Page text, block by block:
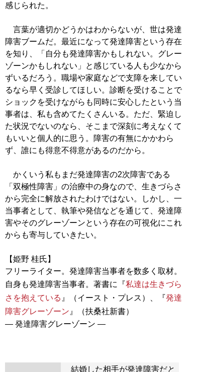
感じられた。
言葉が適切かどうかはわからないが、世は発達
障害ブームだ。最近になって発達障害という存在
を知り、「自分も発達障害かもしれない。グレー
ゾーンかもしれない」と感じている人も少なから
ずいるだろう。職場や家庭などで支障を来してい
るなら早く受診してほしい。診断を受けることで
ショックを受けながらも同時に安心したという当
事者は、私も含めてたくさんいる。ただ、緊迫し
た状況でないのなら、そこまで深刻に考えなくて
もいいと個人的に思う。障害の有無にかかわら
ず、誰にも得意不得意があるのだから。
かくいう私もまだ発達障害の2次障害である
「双極性障害」の治療中の身なので、生きづらさ
から完全に解放されたわけではない。しかし、一
当事者として、執筆や発信などを通じて、発達障
害やそのグレーゾーンという存在の可視化にこれ
からも寄与していきたい。
【姫野 桂氏】
フリーライター。発達障害当事者を数多く取材。
自身も発達障害当事者。著書に『私達は生きづら
さを抱えている 』（イースト・プレス）、『発達
障害グレーゾーン 』（扶桑社新書）
― 発達障害グレーゾーン ―
結婚した相手が発達障害だと